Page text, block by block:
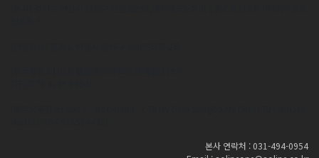
본사 연락처 : 031-494-0954